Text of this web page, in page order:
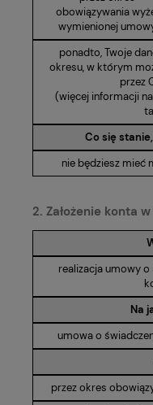
obowiązywania
wymienionej
ponadto, Twoje
okresu, w którym
przez
(więcej informacji
Co się
nie będziesz mieć
2. Założenie konta
realizacja umowy o
Na
umowa o
przez okres